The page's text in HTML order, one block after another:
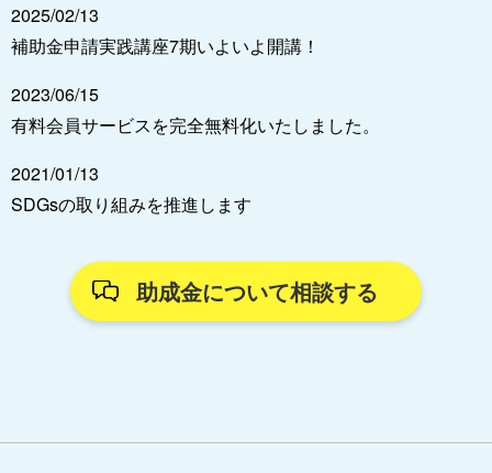
2025/02/13
補助金申請実践講座7期いよいよ開講！
2023/06/15
有料会員サービスを完全無料化いたしました。
2021/01/13
SDGsの取り組みを推進します
助成金について相談する